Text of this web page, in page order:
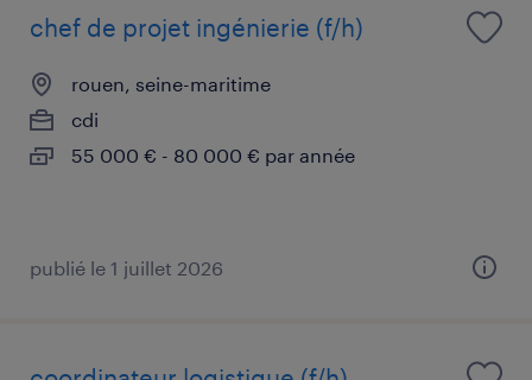
chef de projet ingénierie (f/h)
rouen, seine-maritime
cdi
55 000 € - 80 000 € par année
publié le 1 juillet 2026